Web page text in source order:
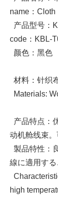
name：
产品型号：
code：KBL-
颜色：
材料：针织
Materials:
产品特点：
动机舱线束。
製品特性：
線に適用する
high